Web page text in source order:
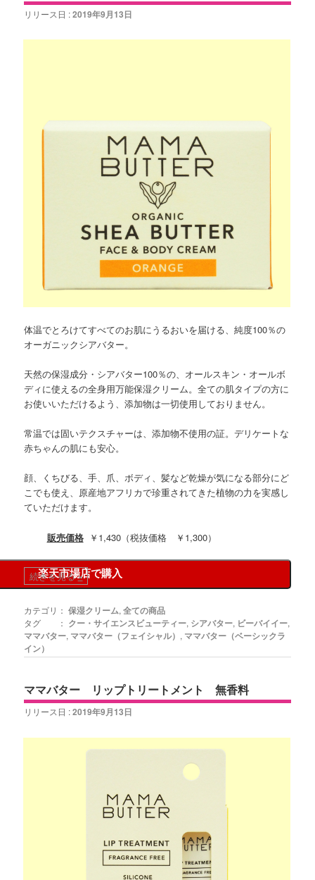
リリース日 :2019年9月13日
体温でとろけてすべてのお肌にうるおいを届ける、純度100％の
オーガニックシアバター。
天然の保湿成分・シアバター100％の、オールスキン・オールボ
ディに使えるの全身用万能保湿クリーム。全ての肌タイプの方に
お使いいただけるよう、添加物は一切使用しておりません。
常温では固いテクスチャーは、添加物不使用の証。デリケートな
赤ちゃんの肌にも安心。
顔、くちびる、手、爪、ボディ、髪など乾燥が気になる部分にど
こでも使え、原産地アフリカで珍重されてきた植物の力を実感し
ていただけます。
販売価格￥1,430（税抜価格 ￥1,300）
楽天市場店で購入
続きを見る»
カテゴリ： 保湿クリーム,全ての商品
タグ ： クー・サイエンスビューティー, シアバター, ビーバイイー,
ママバター, ママバター（フェイシャル） , ママバター（ベーシックラ
イン）
ママバター リップトリートメント 無香料
リリース日 :2019年9月13日